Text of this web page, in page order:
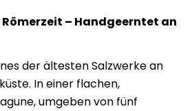
– Handgeerntet an
der ältesten Salzwerke an
In einer flachen,
umgeben von fünf